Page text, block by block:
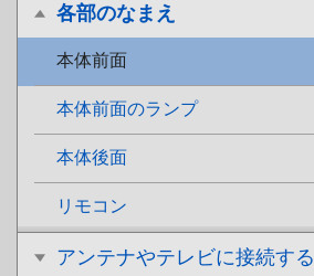
各部のなまえ
本体前面
本体前面のランプ
本体後面
リモコン
アンテナやテレビに接続する